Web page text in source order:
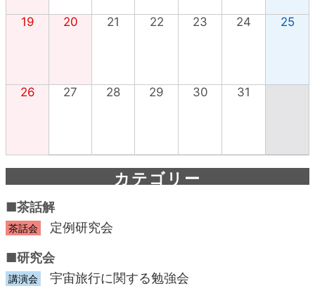
19 20 21 22 23 24 25
26 27 28 29 30 31
カテゴリー
■茶話解
茶話会 定例研究会
■研究会
講演会 宇宙旅行に関する勉強会